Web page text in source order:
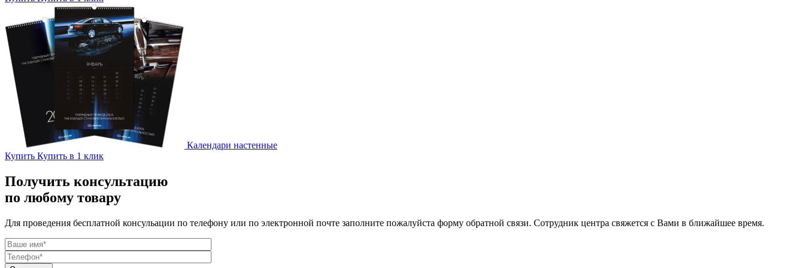
Календари настенные
Купить Купить в 1 клик
Получить консультацию
по любому товару
Для проведения бесплатной консульации по телефону или по электронной почте заполните пожалуйста форму обратной связи. Сотрудник центра свяжется с Вами в ближайшее время.